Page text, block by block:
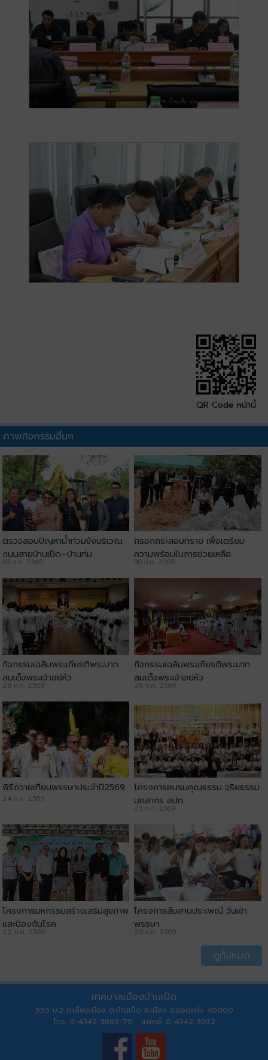
QR Code หน้านี้
ภาพกิจกรรมอื่นๆ
ตรวจสอบปัญหาน้ำท่วมขังบริเวณ
ถนนสายบ้านเป็ด–บ้านทุ่ม
03 ส.ค. 2569
กรอกกระสอบทราย เพื่อเตรียม
ความพร้อมในการช่วยเหลือ
ประชาชน
30 ก.ค. 2569
กิจกรรมเฉลิมพระเกียรติพระบาท
สมเด็จพระเจ้าอยู่หัว
28 ก.ค. 2569
กิจกรรมเฉลิมพระเกียรติพระบาท
สมเด็จพระเจ้าอยู่หัว
28 ก.ค. 2569
พิธีถวายเทียนพรรษาประจำปี2569
24 ก.ค. 2569
โครงการอบรมคุณธรรม จริยธรรม
บุคลากร อปท
23 ก.ค. 2569
โครงการมหกรรมสร้างเสริมสุขภาพ
และป้องกันโรค
22 ก.ค. 2569
โครงการสืบสานประเพณี วันเข้า
พรรษา
20 ก.ค. 2569
ดูทั้งหมด
เทศบาลเมืองบ้านเป็ด
555 ม.2 ถ.เลี่ยงเมือง ต.บ้านเป็ด อ.เมือง จ.ขอนแก่น 40000
โทร. 0-4342-3869-70 แฟกซ์. 0-4342-3032